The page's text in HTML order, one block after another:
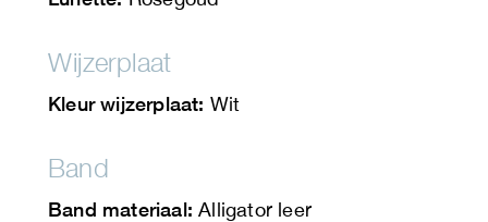
Wijzerplaat
Kleur wijzerplaat: Wit
Band
Band materiaal: Alligator leer